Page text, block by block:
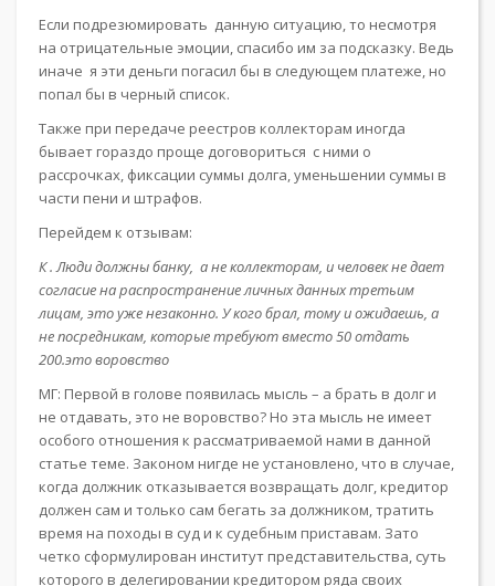
Если подрезюмировать данную ситуацию, то несмотря
на отрицательные эмоции, спасибо им за подсказку. Ведь
иначе я эти деньги погасил бы в следующем платеже, но
попал бы в черный список.
Также при передаче реестров коллекторам иногда
бывает гораздо проще договориться с ними о
рассрочках, фиксации суммы долга, уменьшении суммы в
части пени и штрафов.
Перейдем к отзывам:
К . Люди должны банку, а не коллекторам, и человек не дает
согласие на распространение личных данных третьим
лицам, это уже незаконно. У кого брал, тому и ожидаешь, а
не посредникам, которые требуют вместо 50 отдать
200.это воровство
МГ: Первой в голове появилась мысль – а брать в долг и
не отдавать, это не воровство? Но эта мысль не имеет
особого отношения к рассматриваемой нами в данной
статье теме. Законом нигде не установлено, что в случае,
когда должник отказывается возвращать долг, кредитор
должен сам и только сам бегать за должником, тратить
время на походы в суд и к судебным приставам. Зато
четко сформулирован институт представительства, суть
которого в делегировании кредитором ряда своих